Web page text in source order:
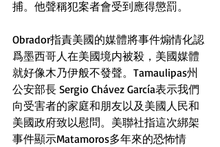
捕。他聲稱犯案者會受到應得懲罰。
Obrador指責美國的媒體將事件煽情化認
爲墨西哥人在美國境内被殺，美國媒體
就好像木乃伊般不發聲。Tamaulipas州
公安部長 Sergio Chávez García表示我們
向受害者的家庭和朋友以及美國人民和
美國政府致以慰問。美聯社指這次綁架
事件顯示Matamoros多年來的恐怖情